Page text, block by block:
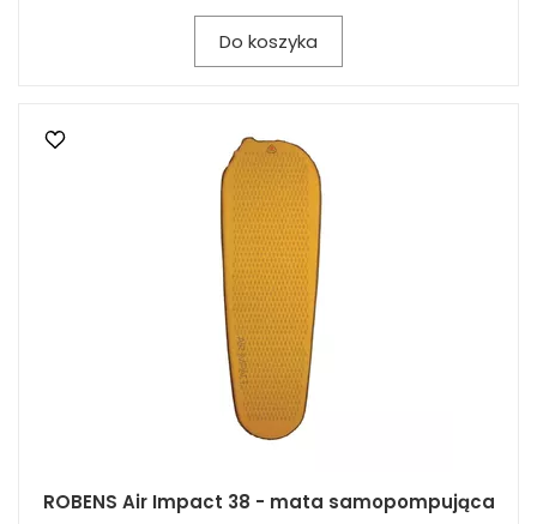
Do koszyka
ROBENS Air Impact 38 - mata samopompująca